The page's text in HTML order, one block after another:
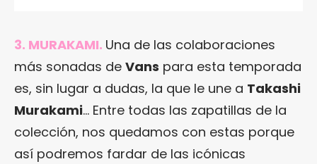
3. MURAKAMI. Una de las colaboraciones
más sonadas de Vans para esta temporada
es, sin lugar a dudas, la que le une a Takashi
Murakami… Entre todas las zapatillas de la
colección, nos quedamos con estas porque
así podremos fardar de las icónicas